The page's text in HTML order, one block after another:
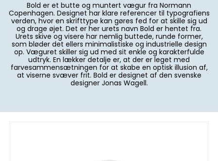
Bold er et butte og muntert vægur fra Normann
Copenhagen. Designet har klare referencer til typografiens
verden, hvor en skrifttype kan gøres fed for at skille sig ud
og drage øjet. Det er her urets navn Bold er hentet fra.
Urets skive og visere har nemlig buttede, runde former,
som bløder det ellers minimalistiske og industrielle design
op. Væguret skiller sig ud med sit enkle og karakterfulde
udtryk. En lækker detalje er, at der er leget med
farvesammensætningen for at skabe en optisk illusion af,
at viserne svæver frit. Bold er designet af den svenske
designer Jonas Wagell.